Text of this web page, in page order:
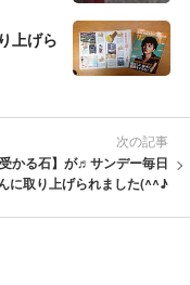
上げら
次の記事
受かる石】が♬サンデー毎日
に取り上げられました(^^♪